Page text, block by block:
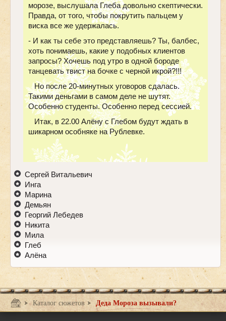
морозе, выслушала Глеба довольно скептически.
Правда, от того, чтобы покрутить пальцем у
виска все же удержалась.
- И как ты себе это представляешь? Ты, балбес,
хоть понимаешь, какие у подобных клиентов
запросы? Хочешь под утро в одной бороде
танцевать твист на бочке с черной икрой?!!!
Но после 20-минутных уговоров сдалась.
Такими деньгами в самом деле не шутят.
Особенно студенты. Особенно перед сессией.
Итак, в 22.00 Алёну с Глебом будут ждать в
шикарном особняке на Рублевке.
Сергей Витальевич
Инга
Марина
Демьян
Георгий Лебедев
Никита
Мила
Глеб
Алёна
Каталог сюжетов Деда Мороза вызывали?